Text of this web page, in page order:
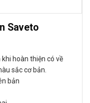
Saveto
hoàn thiện có về
sắc cơ bản.
bản